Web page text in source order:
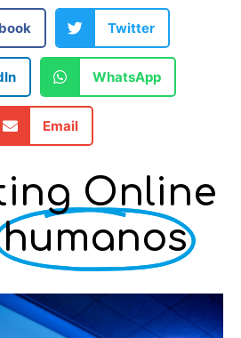
Twitter
WhatsApp
Email
Online
humanos